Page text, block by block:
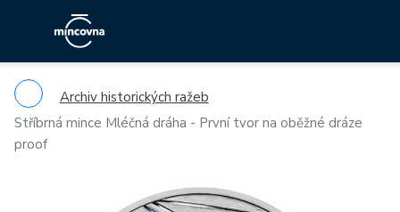
Archiv historických ražeb
Stříbrná mince Mléčná dráha - První tvor na oběžné dráze
proof